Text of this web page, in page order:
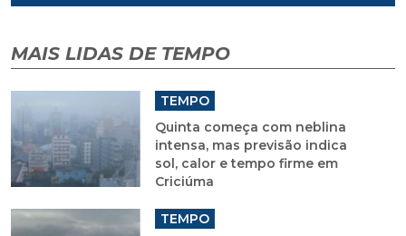
MAIS LIDAS DE TEMPO
TEMPO
Quinta começa com neblina
intensa, mas previsão indica
sol, calor e tempo firme em
Criciúma
TEMPO